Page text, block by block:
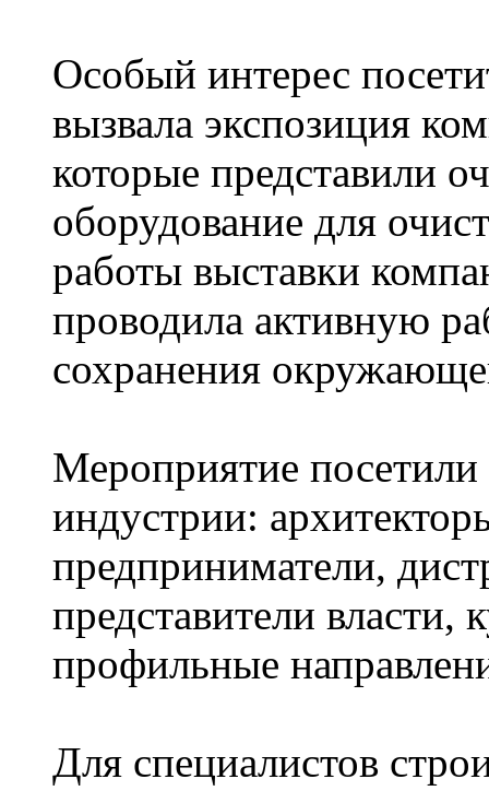
Особый интерес
вызвала экспозиция
которые представили
оборудование для
работы выставки
проводила активную
сохранения
Мероприятие посетили
индустрии:
предприниматели,
представители
профильные
Для специалистов